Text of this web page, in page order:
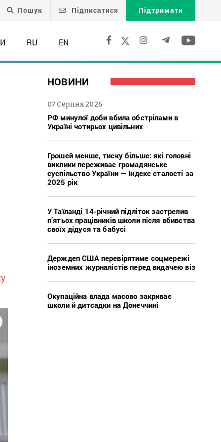
Пошук Підписатися Підтримати
RU EN
НОВИНИ
07 Серпня 2026
РФ минулої доби вбила обстрілами в
Україні чотирьох цивільних
Грошей менше, тиску більше: які головні
виклики переживає громадянське
суспільство України — Індекс сталості за
2025 рік
У Таїланді 14-річний підліток застрелив
п’ятьох працівників школи після вбивства
своїх дідуся та бабусі
Держдеп США перевірятиме соцмережі
іноземних журналістів перед видачею віз
Окупаційна влада масово закриває
школи й дитсадки на Донеччині